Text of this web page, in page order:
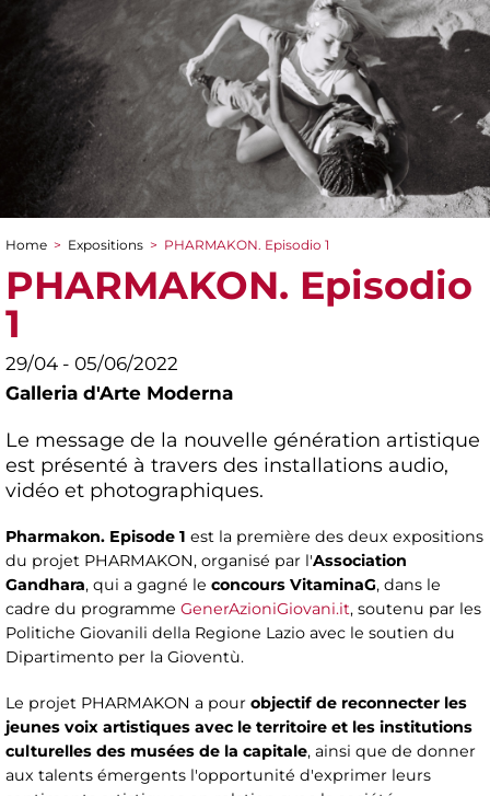
You are here
Home > Expositions > PHARMAKON. Episodio 1
PHARMAKON. Episodio
1
29/04 - 05/06/2022
Galleria d'Arte Moderna
Le message de la nouvelle génération artistique
est présenté à travers des installations audio,
vidéo et photographiques.
Pharmakon. Episode 1 est la première des deux expositions
du projet PHARMAKON, organisé par l'Association
Gandhara, qui a gagné le concours VitaminaG, dans le
cadre du programme GenerAzioniGiovani.it, soutenu par les
Politiche Giovanili della Regione Lazio avec le soutien du
Dipartimento per la Gioventù.
Le projet PHARMAKON a pour objectif de reconnecter les
jeunes voix artistiques avec le territoire et les institutions
culturelles des musées de la capitale, ainsi que de donner
aux talents émergents l'opportunité d'exprimer leurs